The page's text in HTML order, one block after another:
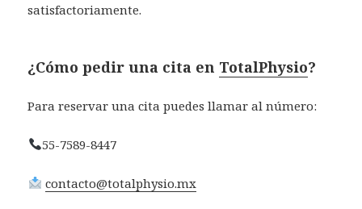
satisfactoriamente.
¿Cómo pedir una cita en TotalPhysio?
Para reservar una cita puedes llamar al número:
55-7589-8447
contacto@totalphysio.mx